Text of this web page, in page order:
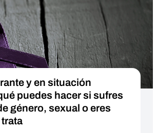
y en situación
puedes hacer si sufres
género, sexual o eres